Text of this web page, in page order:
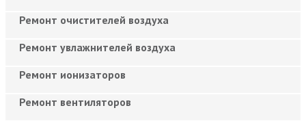
Ремонт очистителей воздуха
Ремонт увлажнителей воздуха
Ремонт ионизаторов
Ремонт вентиляторов